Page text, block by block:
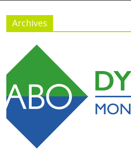
Archives